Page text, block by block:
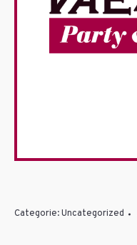
Categorie:Uncategorized